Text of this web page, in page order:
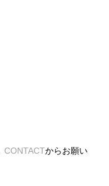
CONTACTからお願い